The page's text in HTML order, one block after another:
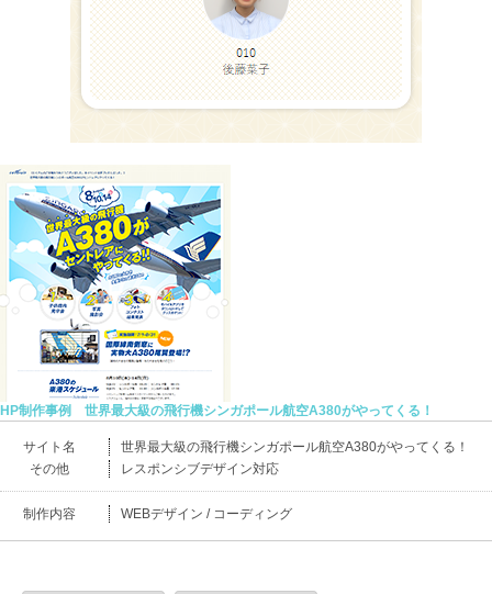
HP制作事例 世界最大級の飛行機シンガポール航空A380がやってくる！
サイト名
世界最大級の飛行機シンガポール航空A380がやってくる！
その他
レスポンシブデザイン対応
制作内容 WEBデザイン / コーディング